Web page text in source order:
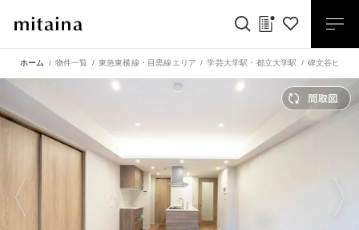
ホーム 物件一覧 東急東横線・目黒線エリア 学芸大学駅 ・ 都立大学駅 碑文谷ヒル